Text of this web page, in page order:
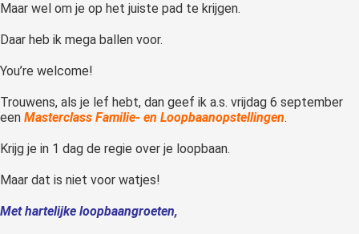
Maar wel om je op het juiste pad te krijgen.
Daar heb ik mega ballen voor.
You’re welcome!
Trouwens, als je lef hebt, dan geef ik a.s. vrijdag 6 september
een Masterclass Familie- en Loopbaanopstellingen.
Krijg je in 1 dag de regie over je loopbaan.
Maar dat is niet voor watjes!
Met hartelijke loopbaangroeten,